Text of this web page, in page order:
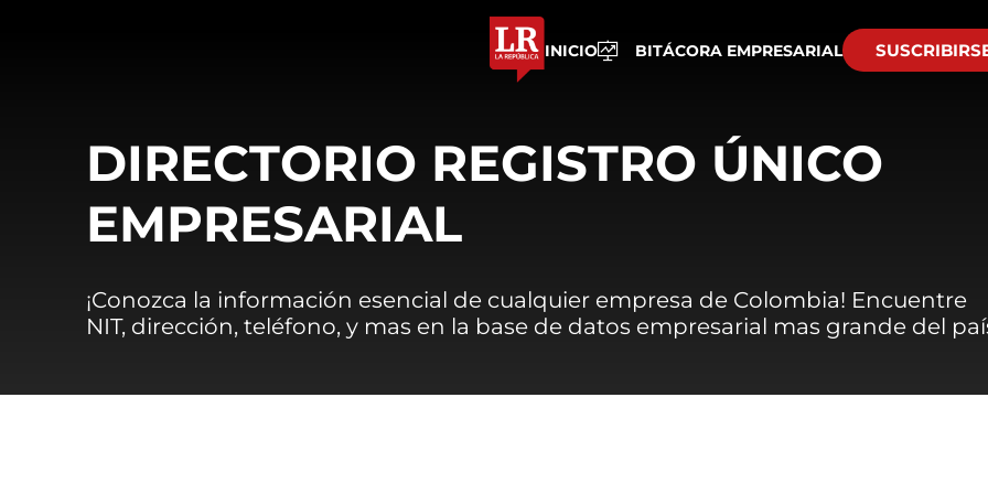
INICIO BITÁCORA EMPRESARIAL
DIRECTORIO REGISTRO ÚNICO
EMPRESARIAL
¡Conozca la información esencial de cualquier empresa de Colombia! Encuentre
NIT, dirección, teléfono, y mas en la base de datos empresarial mas grande del